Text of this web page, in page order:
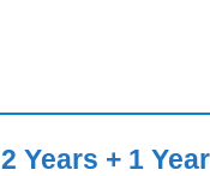
2 Years + 1